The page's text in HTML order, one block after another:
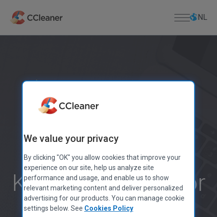
naar
hoofdinhoud
CCleaner-browser
Recuva
MOBIELE APPS
CCleaner voor Android
CCleaner voor iOS
MAC-APPS
Voor bedrijif
Downloaden
Downloaden CCleaner
Downloaden Defraggler
Downloaden Recuva
Downloaden Speccy
Downloaden CCleaner voor Android
Downloaden CCleaner voor iOS
Licentienummer verloren
Helpcentrum
Forum van de gemeenschap
INFORMATIE
Bedrijfsinformatie
Blog
Richtlijnen voor leveranciers
NL
Met één klik al uw software bijwerken
Snellere computer
Sneller opstarten
Kies CCleaner voor
een schonere,
We value your privacy
By clicking "OK" you allow cookies that improve your
experience on our site, help us analyze site
performance and usage, and enable us to show
relevant marketing content and deliver personalized
advertising for our products. You can manage cookie
settings below. See Cookies Policy